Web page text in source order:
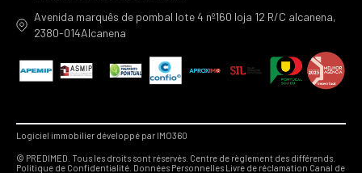
Avenida marquês de pombal lote 4 nº160 loja 12 R/C alcanena,
2380-014Alcanena
Logiciel immobilier développé par IMO360
© PREDIMED. Tous les droits sont réservés. Centre de règlement des différends.
Politique de Confidentialité. Données PersonnellesLivre de réclamation Canal de